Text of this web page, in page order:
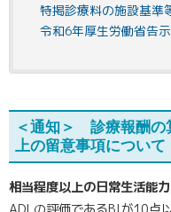
特掲診療料の施設基準
令和6年厚生労働省告
＜通知＞ 診療報酬の
上の留意事項について
相当程度以上の日常生活能